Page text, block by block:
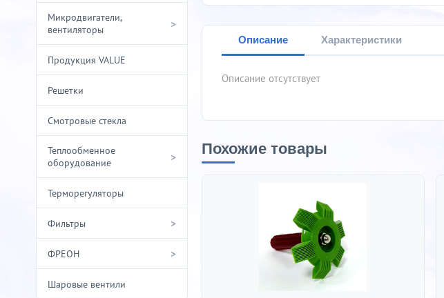
Микродвигатели,
вентиляторы
>
Продукция VALUE
Решетки
Смотровые стекла
Теплообменное
оборудование
>
Терморегуляторы
Фильтры >
ФРЕОН >
Шаровые вентили
Описание Характеристики
Описание отсутствует
Похожие товары